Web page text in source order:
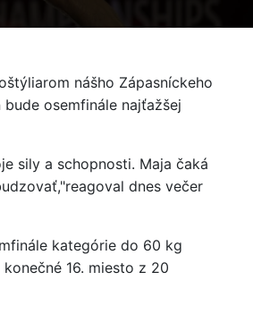
nášho Zápasníckeho
osemfinále najťažšej
sily a schopnosti. Maja čaká
dnes večer
kategórie do 60 kg
16. miesto z 20